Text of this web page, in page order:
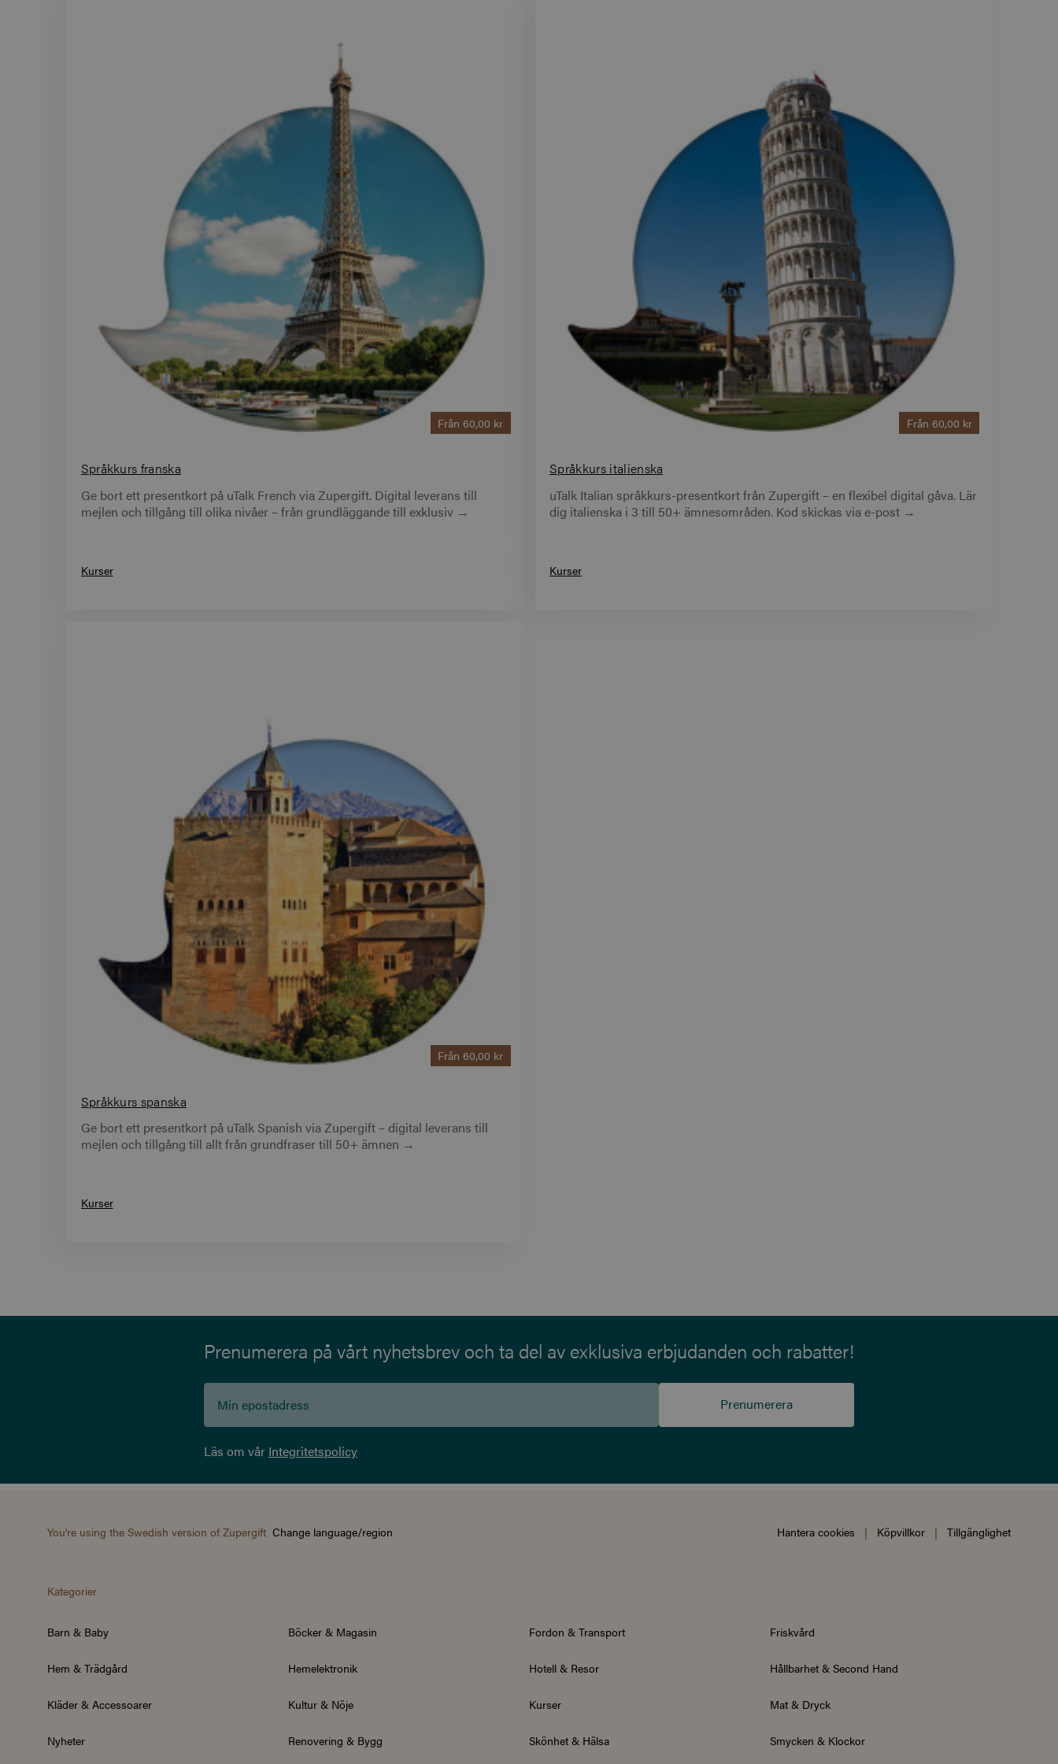
Från 60,00 kr
Språkkurs franska
Ge bort ett presentkort på uTalk French via Zupergift. Digital leverans till
mejlen och tillgång till olika nivåer – från grundläggande till exklusiv →
Kurser
Från 60,00 kr
Språkkurs italienska
uTalk Italian språkkurs-presentkort från Zupergift – en flexibel digital gåva. Lär
dig italienska i 3 till 50+ ämnesområden. Kod skickas via e-post →
Kurser
Från 60,00 kr
Språkkurs spanska
Ge bort ett presentkort på uTalk Spanish via Zupergift – digital leverans till
mejlen och tillgång till allt från grundfraser till 50+ ämnen →
Kurser
Prenumerera på vårt nyhetsbrev och ta del av exklusiva erbjudanden och rabatter!
Prenumerera
Läs om vår Integritetspolicy
You're using the Swedish version of Zupergift Change language/region Hantera cookies | Köpvillkor | Tillgänglighet
Kategorier
Barn & Baby Böcker & Magasin Fordon & Transport Friskvård
Hem & Trädgård Hemelektronik Hotell & Resor Hållbarhet & Second Hand
Kläder & Accessoarer Kultur & Nöje Kurser Mat & Dryck
Nyheter Renovering & Bygg Skönhet & Hälsa Smycken & Klockor